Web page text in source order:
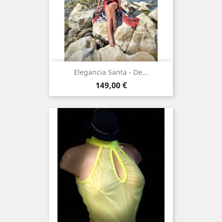
Elegancia Santa - De...
Prix
149,00 €